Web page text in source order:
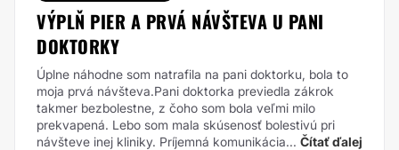
VÝPLŇ PIER A PRVÁ NÁVŠTEVA U PANI
DOKTORKY
Úplne náhodne som natrafila na pani doktorku, bola to
moja prvá návšteva.Pani doktorka previedla zákrok
takmer bezbolestne, z čoho som bola veľmi milo
prekvapená. Lebo som mala skúsenosť bolestivú pri
návšteve inej kliniky. Príjemná komunikácia... Čítať ďalej